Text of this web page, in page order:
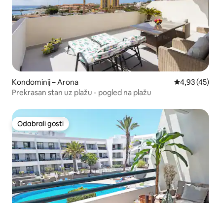
Kondominij – Arona Prosječna
4,93 (45)
Prekrasan stan uz plažu - pogled na plažu
Odabrali gosti
Odabrali gosti